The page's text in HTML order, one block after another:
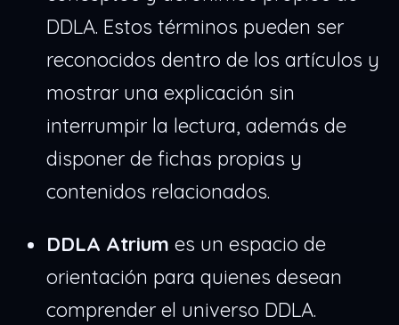
DDLA. Estos términos pueden ser
reconocidos dentro de los artículos y
mostrar una explicación sin
interrumpir la lectura, además de
disponer de fichas propias y
contenidos relacionados.
DDLA Atrium es un espacio de
orientación para quienes desean
comprender el universo DDLA.